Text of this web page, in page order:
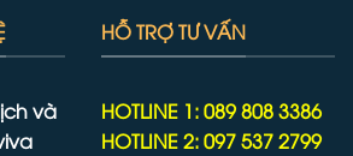
và
HỖ TRỢ TƯ VẤN
HOTLINE 1: 089 808 3386
HOTLINE 2: 097 537 2799